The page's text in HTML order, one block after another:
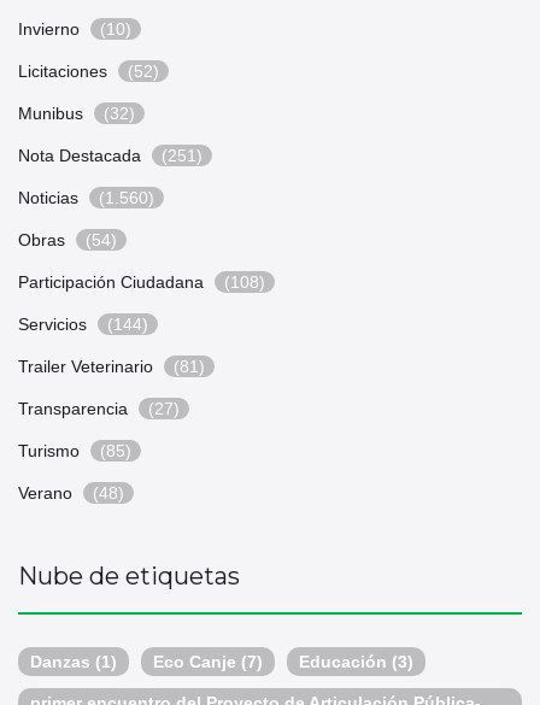
Invierno (10)
Licitaciones (52)
Munibus (32)
Nota Destacada (251)
Noticias (1.560)
Obras (54)
Participación Ciudadana (108)
Servicios (144)
Trailer Veterinario (81)
Transparencia (27)
Turismo (85)
Verano (48)
Nube de etiquetas
Danzas (1) Eco Canje (7) Educación (3)